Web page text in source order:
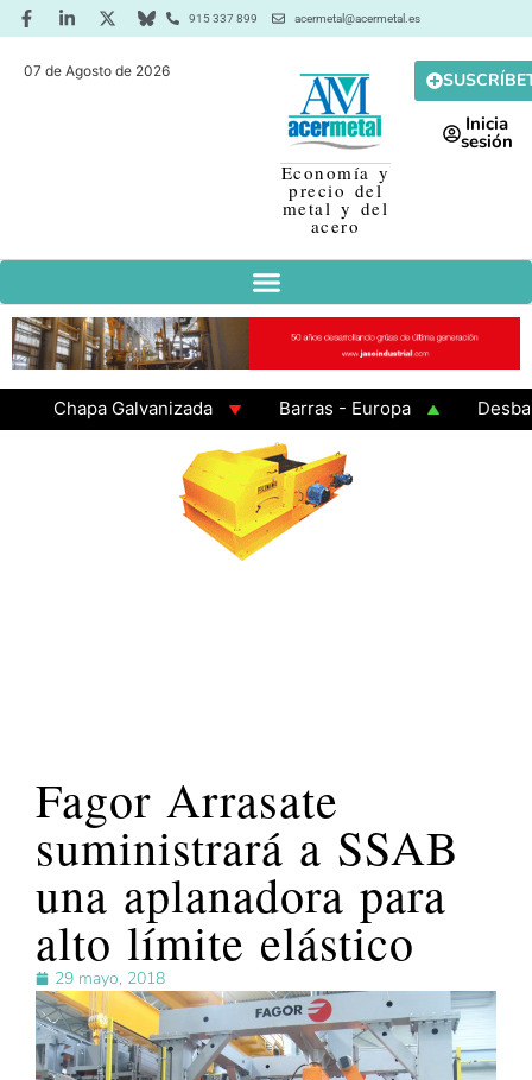
915 337 899 acermetal@acermetal.es
07 de Agosto de 2026
Economía y
precio del
metal y del
acero
Inicia
sesión
Chapa Galvanizada Barras - Europa
GAMA 3 - Cuadrados 200x200x8
Fagor Arrasate
suministrará a SSAB
una aplanadora para
alto límite elástico
29 mayo, 2018